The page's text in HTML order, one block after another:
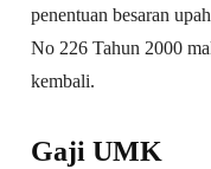
penentuan besaran
No 226 Tahun 2000
kembali.
Gaji UMK